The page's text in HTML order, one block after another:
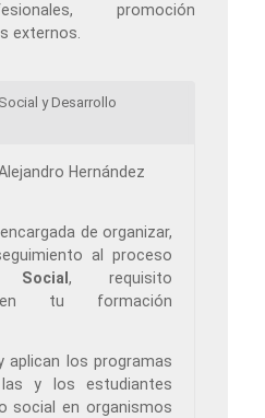
promoción
externos.
y Desarrollo
Hernández
de organizar,
al proceso
Social, requisito
en tu formación
aplican los programas
y los estudiantes
social en organismos